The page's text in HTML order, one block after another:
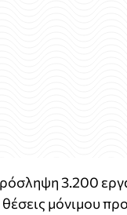
3.200
μόνιμου